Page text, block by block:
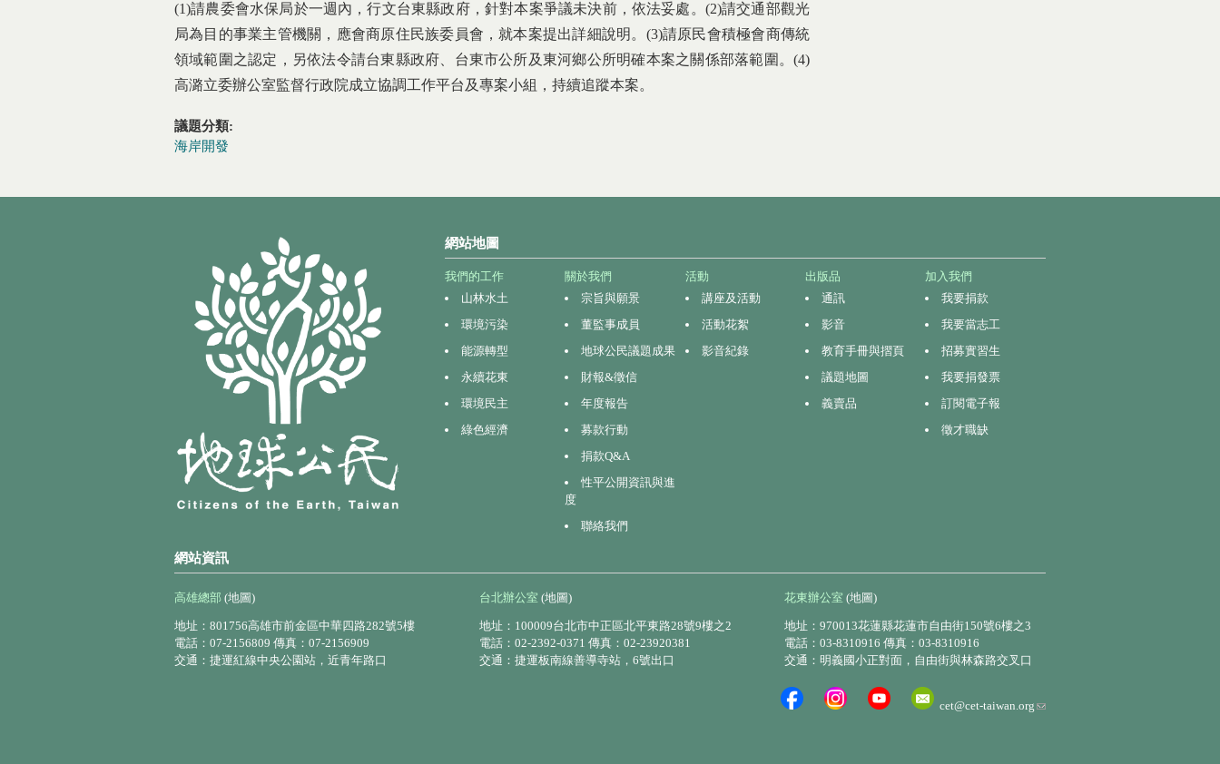
(1)請農委會水保局於一週內，行文台東縣政府，針對本案爭議未決前，依法妥處。(2)請交通部觀光
局為目的事業主管機關，應會商原住民族委員會，就本案提出詳細說明。(3)請原民會積極會商傳統
領域範圍之認定，另依法令請台東縣政府、台東市公所及東河鄉公所明確本案之關係部落範圍。(4)
高潞立委辦公室監督行政院成立協調工作平台及專案小組，持續追蹤本案。
議題分類:
海岸開發
網站地圖
我們的工作
山林水土
環境污染
能源轉型
永續花東
環境民主
綠色經濟
關於我們
宗旨與願景
董監事成員
地球公民議題成果
財報&徵信
年度報告
募款行動
捐款Q&A
性平公開資訊與進
度
聯絡我們
活動
講座及活動
活動花絮
影音紀錄
出版品
通訊
影音
教育手冊與摺頁
議題地圖
義賣品
加入我們
我要捐款
我要當志工
招募實習生
我要捐發票
訂閱電子報
徵才職缺
網站資訊
高雄總部 (地圖)
地址：801756高雄市前金區中華四路282號5樓
電話：07-2156809 傳真：07-2156909
交通：捷運紅線中央公園站，近青年路口
台北辦公室 (地圖)
地址：100009台北市中正區北平東路28號9樓之2
電話：02-2392-0371 傳真：02-23920381
交通：捷運板南線善導寺站，6號出口
花東辦公室 (地圖)
地址：970013花蓮縣花蓮市自由街150號6樓之3
電話：03-8310916 傳真：03-8310916
交通：明義國小正對面，自由街與林森路交叉口
cet@cet-taiwan.org
sends